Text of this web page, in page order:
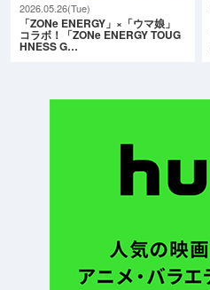
2026.05.26(Tue)
「ZONe ENERGY」×「ウマ娘」
コラボ！「ZONe ENERGY TOUG
HNESS G…